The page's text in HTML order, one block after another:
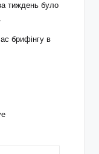
тиждень було
брифінгу в